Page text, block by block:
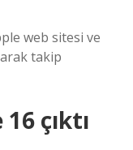
web sitesi ve
takip
çıktı